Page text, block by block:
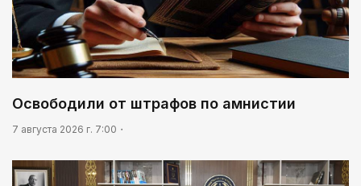
Освободили от штрафов по амнистии
7 августа 2026 г. 7:00